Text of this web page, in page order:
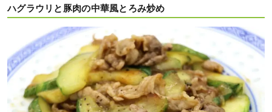
ハグラウリと豚肉の中華風とろみ炒め